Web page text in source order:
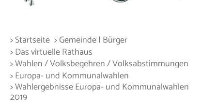
> Startseite > Gemeinde | Bürger
> Das virtuelle Rathaus
> Wahlen / Volksbegehren / Volksabstimmungen
> Europa- und Kommunalwahlen
> Wahlergebnisse Europa- und Kommunalwahlen
2019